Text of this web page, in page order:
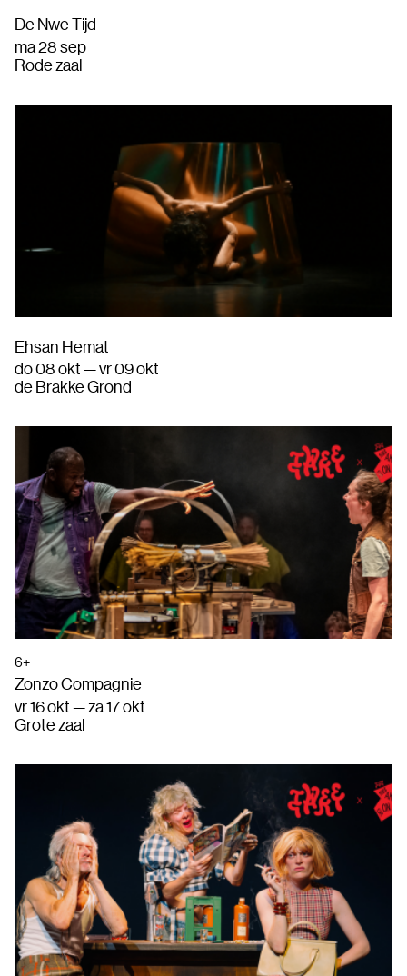
De Nwe Tijd
ma 28 sep
Rode zaal
Ehsan Hemat
do 08 okt — vr 09 okt
de Brakke Grond
6+
Zonzo Compagnie
vr 16 okt — za 17 okt
Grote zaal